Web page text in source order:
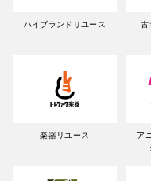
ハイブランドリユース 古
楽器リユース
ア